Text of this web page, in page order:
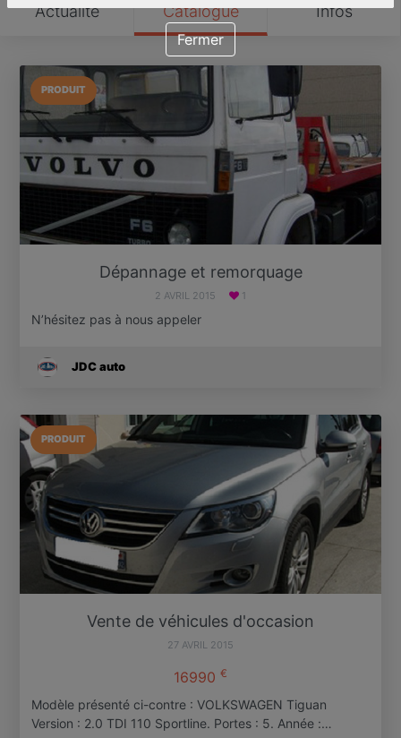
Actualité Catalogue Infos
PRODUIT
Dépannage et remorquage
2 AVRIL 2015 1
N’hésitez pas à nous appeler
JDC auto
PRODUIT
Vente de véhicules d'occasion
27 AVRIL 2015
16990 €
Modèle présenté ci-contre : VOLKSWAGEN Tiguan
Version : 2.0 TDI 110 Sportline. Portes : 5. Année :…
Fermer